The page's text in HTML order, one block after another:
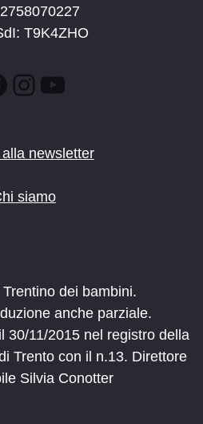
T9K4ZHO
Instagram
YouTube
newsletter
siamo
dei bambini.
anche parziale.
30/11/2015 nel registro della
Trento con il n.13. Direttore
Silvia Conotter